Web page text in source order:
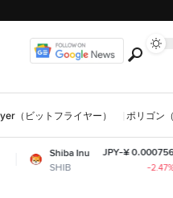
（ビットフライヤー） ポリゴン
JPY-¥ 0.000756
-2.47%
BTC